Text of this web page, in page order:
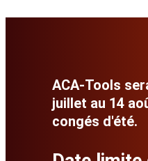
ACA-Tools
juillet au 14
congés d'été.